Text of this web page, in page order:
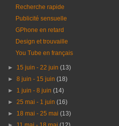
Recherche rapide
Publicité sensuelle
GPhone en retard
Design et trouvaille
You Tube en français
► 15 juin - 22 juin(13)
►8 juin - 15 juin(18)
► 1 juin - 8 juin(14)
►25 mai - 1 juin(16)
► 18 mai - 25 mai(13)